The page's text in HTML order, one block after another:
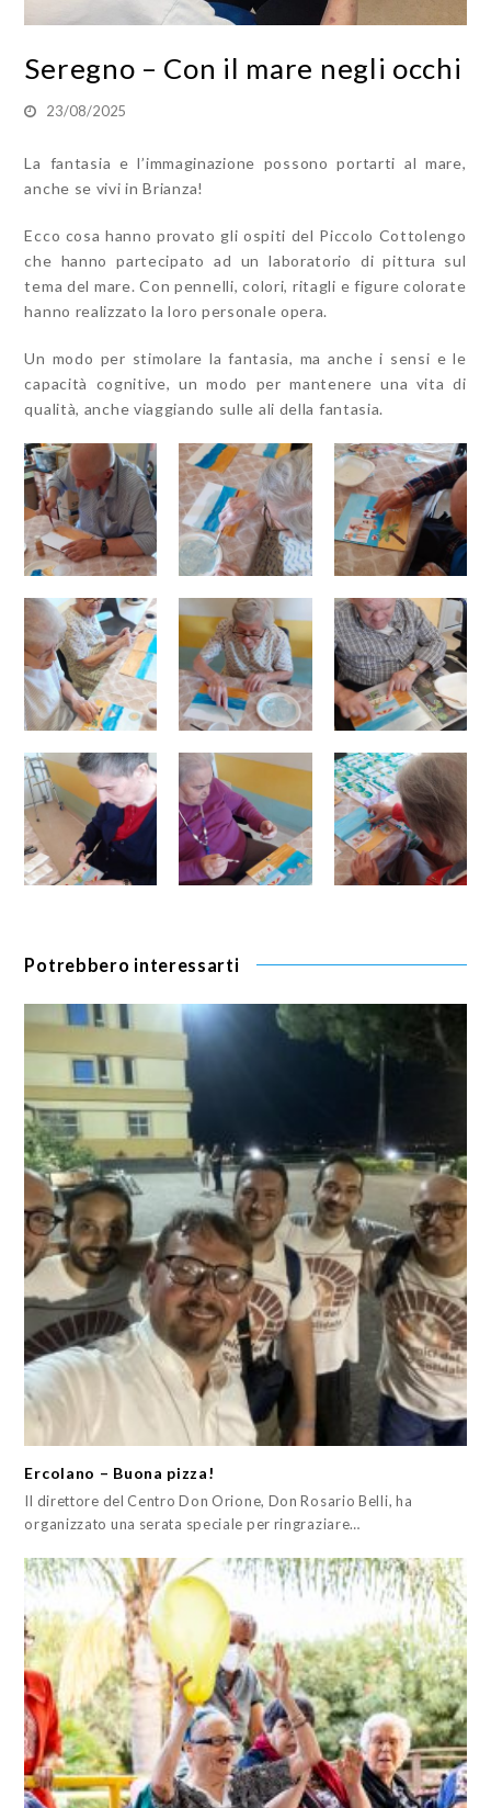
Seregno – Con il mare negli occhi
23/08/2025
La fantasia e l’immaginazione possono portarti al mare,
anche se vivi in Brianza!
Ecco cosa hanno provato gli ospiti del Piccolo Cottolengo
che hanno partecipato ad un laboratorio di pittura sul
tema del mare. Con pennelli, colori, ritagli e figure colorate
hanno realizzato la loro personale opera.
Un modo per stimolare la fantasia, ma anche i sensi e le
capacità cognitive, un modo per mantenere una vita di
qualità, anche viaggiando sulle ali della fantasia.
Potrebbero interessarti
Ercolano – Buona pizza!
Il direttore del Centro Don Orione, Don Rosario Belli, ha
organizzato una serata speciale per ringraziare…